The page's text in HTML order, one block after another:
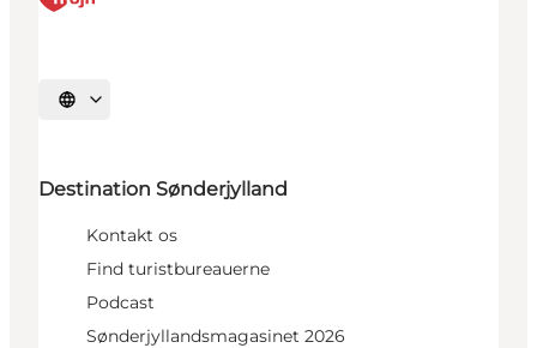
Vælg sprog
Destination Sønderjylland
Kontakt os
Find turistbureauerne
Podcast
Sønderjyllandsmagasinet 2026